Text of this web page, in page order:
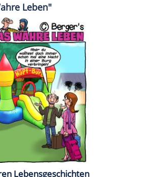
Leben"
Lebensgeschichten